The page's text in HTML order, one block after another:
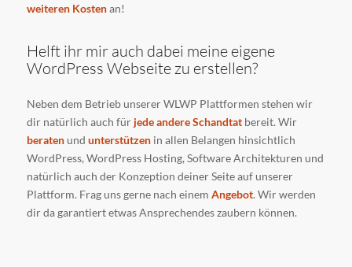
weiteren Kostenan!
Helft ihr mir auch dabei meine eigene
WordPress Webseite zu erstellen?
Neben dem Betrieb unserer WLWP Plattformen stehen wir
dir natürlich auch für jede andere Schandtatbereit. Wir
beratenund unterstützenin allen Belangen hinsichtlich
WordPress, WordPress Hosting, Software Architekturen und
natürlich auch der Konzeption deiner Seite auf unserer
Plattform. Frag uns gerne nach einem Angebot. Wir werden
dir da garantiert etwas Ansprechendes zaubern können.